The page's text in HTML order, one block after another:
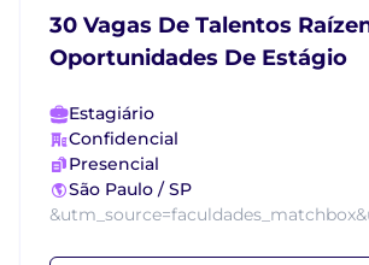
30 Vagas De Talentos
Oportunidades De Estágio
Estagiário
Confidencial
Presencial
São Paulo / SP